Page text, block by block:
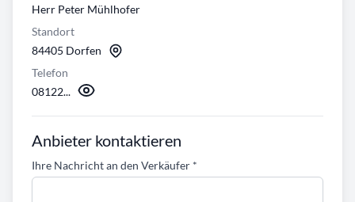
Herr Peter Mühlhofer
Standort
84405 Dorfen
Telefon
08122...
Anbieter kontaktieren
Ihre Nachricht an den Verkäufer *